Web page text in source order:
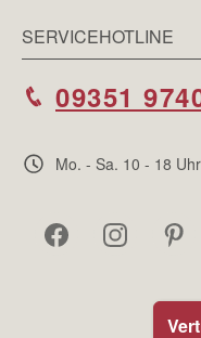
SERVICEHOTLINE
09351
Mo. - Sa. 10 - 18 Uhr